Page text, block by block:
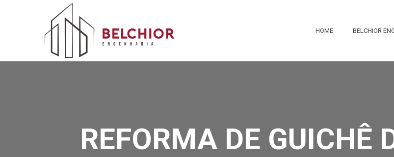
HOME BELCHIOR
REFORMA DE GUICHÊ